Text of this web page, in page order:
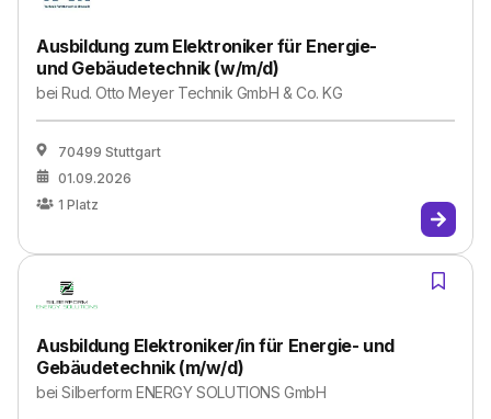
Ausbildung zum Elektroniker für Energie-
und Gebäudetechnik (w/m/d)
beiRud. Otto Meyer Technik GmbH & Co. KG
70499 Stuttgart
01.09.2026
1 Platz
Ausbildung Elektroniker/in für Energie- und
Gebäudetechnik (m/w/d)
beiSilberform ENERGY SOLUTIONS GmbH